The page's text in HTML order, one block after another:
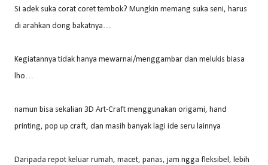
Si adek suka corat coret tembok? Mungkin memang suka seni, harus
di arahkan dong bakatnya…
Kegiatannya tidak hanya mewarnai/menggambar dan melukis biasa
lho…
namun bisa sekalian 3D Art-Craft menggunakan origami, hand
printing, pop up craft, dan masih banyak lagi ide seru lainnya
Daripada repot keluar rumah, macet, panas, jam ngga fleksibel, lebih